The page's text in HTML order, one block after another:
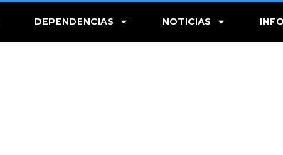
DEPENDENCIAS NOTICIAS